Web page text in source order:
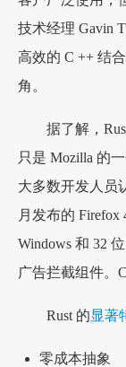
技术经理 Gavin
高效的 C ++ 结
角。
据了解，
只是 Mozilla 的
大多数开发人员
月发布的
Windows 和 32
广告拦截组件。
Rust 的显著
零成本抽象